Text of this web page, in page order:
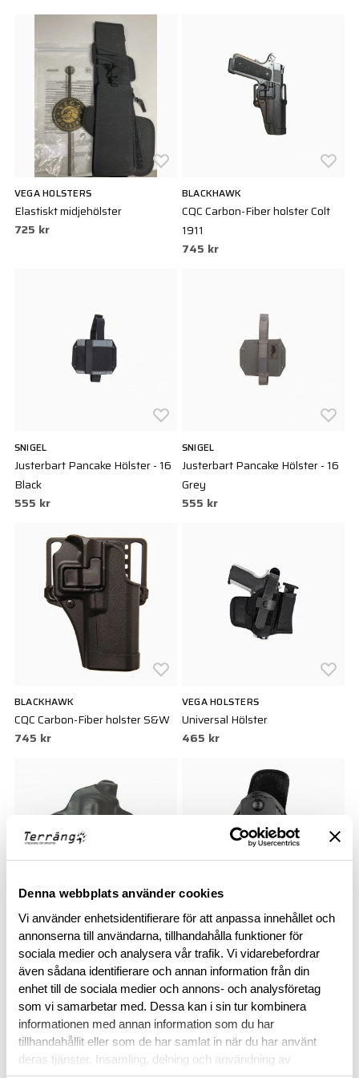
Denna webbplats använder cookies
Vi använder enhetsidentifierare för att anpassa innehållet och
annonserna till användarna, tillhandahålla funktioner för
sociala medier och analysera vår trafik. Vi vidarebefordrar
även sådana identifierare och annan information från din
enhet till de sociala medier och annons- och analysföretag
som vi samarbetar med. Dessa kan i sin tur kombinera
informationen med annan information som du har
tillhandahållit eller som de har samlat in när du har använt
deras tjänster. Insamling, delning och användning av
VEGA HOLSTERS
Elastiskt midjehölster
725 kr
BLACKHAWK
CQC Carbon-Fiber holster Colt
1911
745 kr
SNIGEL
Justerbart Pancake Hölster - 16
Black
555 kr
SNIGEL
Justerbart Pancake Hölster - 16
Grey
555 kr
BLACKHAWK
CQC Carbon-Fiber holster S&W
745 kr
VEGA HOLSTERS
Universal Hölster
465 kr
VEGA HOLSTERS
H1, Sig P228/229, Beretta
8000
685 kr
SAFARILAND
Inside-the-Pants Holster Right
745 kr